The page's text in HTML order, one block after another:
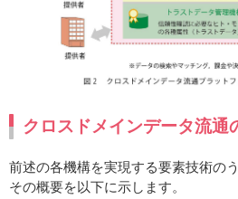
クロスドメインデータ流通
前述の各機構を実現する要素技術の
その概要を以下に示します。